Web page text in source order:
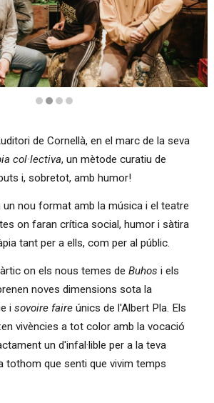
de Cornellà, en el marc de la seva
col·lectiva, un mètode curatiu de
i, sobretot, amb humor!
nou format amb la música i el teatre
on faran crítica social, humor i sàtira
tant per a ells, com per al públic.
on els nous temes de Buhos i els
noves dimensions sota la
i sovoire faireúnics de l'Albert Pla. Els
vivències a tot color amb la vocació
un d'infal·lible per a la teva
tothom que senti que vivim temps